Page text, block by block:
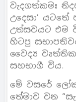
වැදගත්කමඃ
උදෙසා’
උත්සවයට එම
හිටපු
වෛද්‍ය
සහභාගී විය.
මේ වසරේ
තේමාව වන